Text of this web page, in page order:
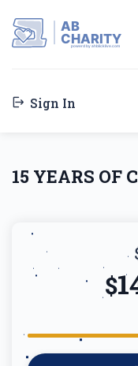
AB
CHARITY
powerd by ahblicklive.com
Sign In
15 YEARS OF
$